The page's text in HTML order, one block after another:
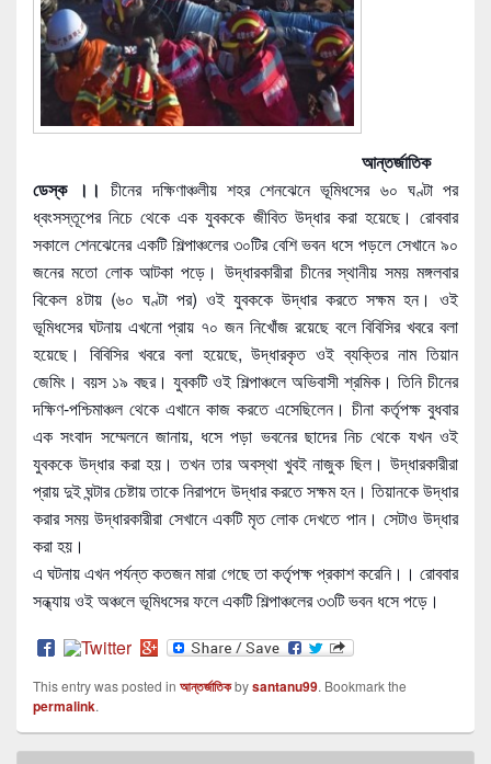
আন্তর্জাতিক
ডেস্ক ।। চীনের দক্ষিণাঞ্চলীয় শহর শেনঝেনে ভূমিধসের ৬০ ঘণ্টা পর
ধ্বংসস্তূপের নিচে থেকে এক যুবককে জীবিত উদ্ধার করা হয়েছে। রোববার
সকালে শেনঝেনের একটি শিল্পাঞ্চলের ৩০টির বেশি ভবন ধসে পড়লে সেখানে ৯০
জনের মতো লোক আটকা পড়ে। উদ্ধারকারীরা চীনের স্থানীয় সময় মঙ্গলবার
বিকেল ৪টায় (৬০ ঘণ্টা পর) ওই যুবককে উদ্ধার করতে সক্ষম হন। ওই
ভূমিধসের ঘটনায় এখনো প্রায় ৭০ জন নিখোঁজ রয়েছে বলে বিবিসির খবরে বলা
হয়েছে। বিবিসির খবরে বলা হয়েছে, উদ্ধারকৃত ওই ব্যক্তির নাম তিয়ান
জেমিং। বয়স ১৯ বছর। যুবকটি ওই শিল্পাঞ্চলে অভিবাসী শ্রমিক। তিনি চীনের
দক্ষিণ-পশ্চিমাঞ্চল থেকে এখানে কাজ করতে এসেছিলেন। চীনা কর্তৃপক্ষ বুধবার
এক সংবাদ সম্মেলনে জানায়, ধসে পড়া ভবনের ছাদের নিচ থেকে যখন ওই
যুবককে উদ্ধার করা হয়। তখন তার অবস্থা খুবই নাজুক ছিল। উদ্ধারকারীরা
প্রায় দুই ঘন্টার চেষ্টায় তাকে নিরাপদে উদ্ধার করতে সক্ষম হন। তিয়ানকে উদ্ধার
করার সময় উদ্ধারকারীরা সেখানে একটি মৃত লোক দেখতে পান। সেটাও উদ্ধার
করা হয়।
এ ঘটনায় এখন পর্যন্ত কতজন মারা গেছে তা কর্তৃপক্ষ প্রকাশ করেনি।। রোববার
সন্ধ্যায় ওই অঞ্চলে ভূমিধসের ফলে একটি শিল্পাঞ্চলের ৩৩টি ভবন ধসে পড়ে।
This entry was posted in আন্তর্জাতিকbysantanu99. Bookmark the
permalink.